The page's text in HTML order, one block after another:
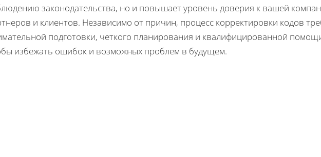
законодательства, но и повышает уровень доверия к вашей
и клиентов. Независимо от причин, процесс корректировки кодов
подготовки, четкого планирования и квалифицированной
избежать ошибок и возможных проблем в будущем.